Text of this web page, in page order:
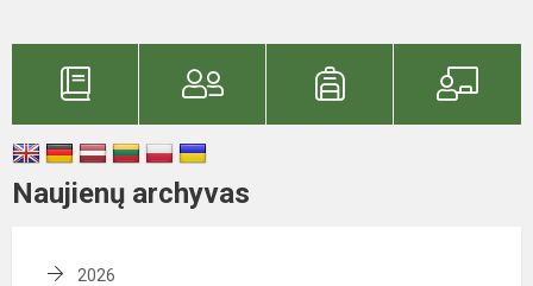
Naujienų archyvas
2026